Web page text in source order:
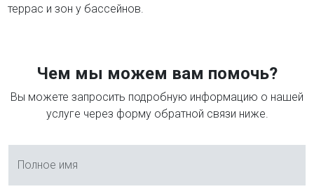
террас и зон у бассейнов.
Чем мы можем вам помочь?
Вы можете запросить подробную информацию о нашей
услуге через форму обратной связи ниже.
Полное имя